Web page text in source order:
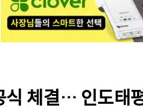
식 체결… 인도태